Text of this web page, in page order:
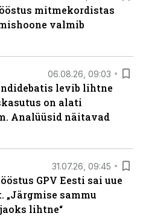
mitmekordistas
valmib
06.08.26, 09:03
levib lihtne
on alati
Analüüsid näitavad
31.07.26, 09:45
GPV Eesti sai uue
„Järgmise sammu
lihtne“